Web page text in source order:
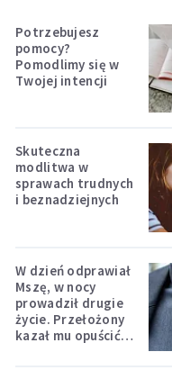
Potrzebujesz
pomocy?
Pomodlimy się w
Twojej intencji
Skuteczna
modlitwa w
sprawach trudnych
i beznadziejnych
W dzień odprawiał
Mszę, w nocy
prowadził drugie
życie. Przełożony
kazał mu opuścić